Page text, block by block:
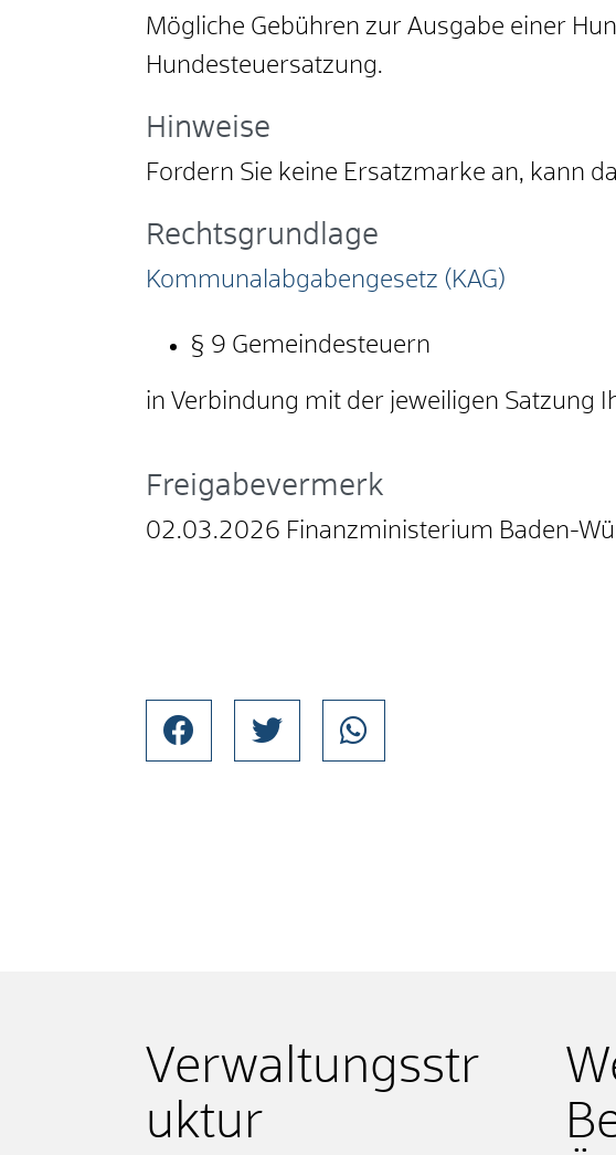
Mögliche Gebühren zur Ausgabe einer
Hundesteuersatzung.
Hinweise
Fordern Sie keine Ersatzmarke an, kann
Rechtsgrundlage
Kommunalabgabengesetz (KAG)
§ 9 Gemeindesteuern
in Verbindung mit der jeweiligen Satzung
Freigabevermerk
02.03.2026 Finanzministerium Baden-
Verwaltungsstr
uktur